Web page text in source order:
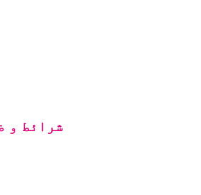
شرائط و